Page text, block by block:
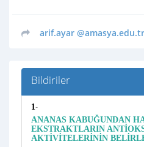
arif.ayar @amasya.edu.tr
Bildiriler
1-
ANANAS KABUĞUNDAN
EKSTRAKTLARIN
AKTİVİTELERİNİN